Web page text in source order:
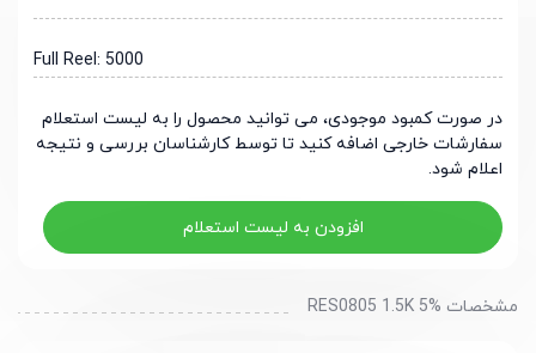
Full Reel: 5000
در صورت کمبود موجودی، می توانید محصول را به لیست استعلام
سفارشات خارجی اضافه کنید تا توسط کارشناسان بررسی و نتیجه
اعلام شود.
افزودن به لیست استعلام
مشخصات RES0805 1.5K 5%